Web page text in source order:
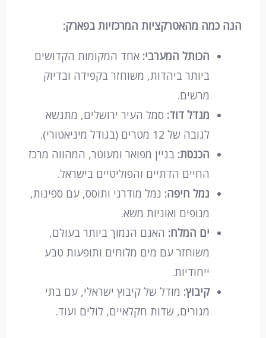
הנה כמה מהאטרקציות המרכזיות בפארק:
הכותל המערבי: אחד המקומות הקדושים
ביותר ביהדות, משוחזר בקפידה ובדיוק
מרשים.
מגדל דוד: סמל העיר ירושלים, מתנשא
לגובה של 12 מטרים (בגודל מיניאטורי).
הכנסת: בניין מפואר ומעוטר, המהווה מרכז
החיים הדתיים והפוליטיים בישראל.
נמל חיפה: נמל מודרני ותוסס, עם ספינות,
מנופים ואוניות משא.
ים המלח: האגם הנמוך ביותר בעולם,
משוחזר עם מים מלוחים ותופעות טבע
ייחודיות.
קיבוץ: מודל של קיבוץ ישראלי, עם בתי
מגורים, שדות חקלאיים, לולים ועוד.